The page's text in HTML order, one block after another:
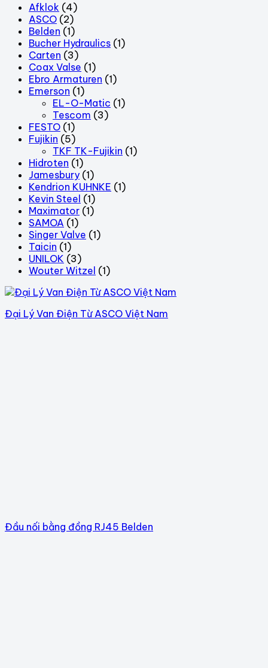
Afklok (4)
ASCO (2)
Belden (1)
Bucher Hydraulics (1)
Carten (3)
Coax Valse (1)
Ebro Armaturen (1)
Emerson (1)
EL-O-Matic (1)
Tescom (3)
FESTO (1)
Fujikin (5)
TKF TK-Fujikin (1)
Hidroten (1)
Jamesbury (1)
Kendrion KUHNKE (1)
Kevin Steel (1)
Maximator (1)
SAMOA (1)
Singer Valve (1)
Taicin (1)
UNILOK (3)
Wouter Witzel (1)
Đại Lý Van Điện Từ ASCO Việt Nam
Đầu nối bằng đồng RJ45 Belden